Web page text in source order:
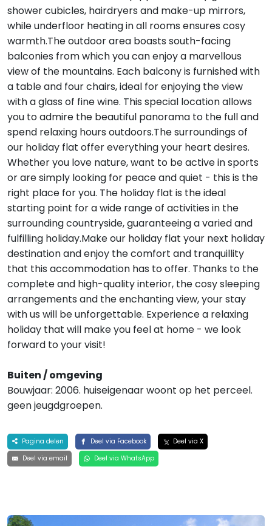
shower cubicles, hairdryers and make-up mirrors,
while underfloor heating in all rooms ensures cosy
warmth.The outdoor area boasts south-facing
balconies from which you can enjoy a marvellous
view of the mountains. Each balcony is furnished with
a table and four chairs, ideal for enjoying the view
with a glass of fine wine. This special location allows
you to admire the beautiful panorama to the full and
spend relaxing hours outdoors.The surroundings of
our holiday flat offer everything your heart desires.
Whether you love nature, want to be active in sports
or are simply looking for peace and quiet - this is the
right place for you. The holiday flat is the ideal
starting point for a wide range of activities in the
surrounding countryside, guaranteeing a varied and
fulfilling holiday.Make our holiday flat your next holiday
destination and enjoy the comfort and tranquillity
that this accommodation has to offer. Thanks to the
complete and high-quality interior, the cosy sleeping
arrangements and the enchanting view, your stay
with us will be unforgettable. Experience a relaxing
holiday that will make you feel at home - we look
forward to your visit!
Buiten / omgeving
Bouwjaar: 2006. huiseigenaar woont op het perceel.
geen jeugdgroepen.
Pagina delen Deel via Facebook
Deel via X
Deel via email
Deel via WhatsApp